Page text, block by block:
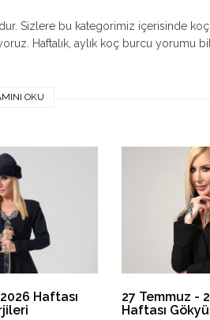
Sizlere bu kategorimiz içerisinde
Haftalık, aylık koç burcu yorumu
OKU
Haftası
27 Temmuz -
Haftası